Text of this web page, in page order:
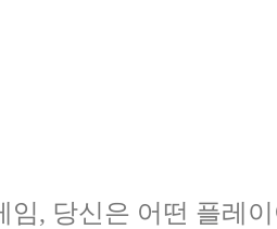
임, 당신은 어떤 플레